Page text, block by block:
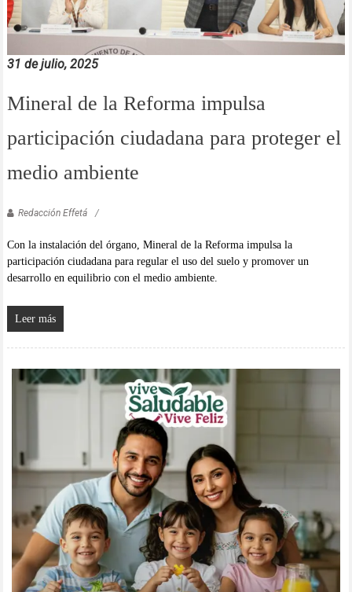
31 de julio, 2025
Mineral de la Reforma impulsa
participación ciudadana para proteger el
medio ambiente
Redacción Effetá
Con la instalación del órgano, Mineral de la Reforma impulsa la
participación ciudadana para regular el uso del suelo y promover un
desarrollo en equilibrio con el medio ambiente.
Leer más